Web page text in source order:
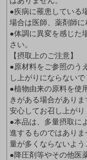
●疾病に罹患している
場合は医師、薬剤師に
●体調に異変を感じた
さい。
【摂取上のご注意】
●原材料をご参照のう
し上がりにならないで
●植物由来の原料を使
きがある場合があり
安心してお召し上がり
●本品は、多量摂取に
進するものではあり
量が多くならないよう
●降圧剤等やその他医